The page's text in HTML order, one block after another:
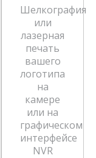
Шелкография
или
лазерная
печать
вашего
логотипа
на
камере
или на
графическом
интерфейсе
NVR